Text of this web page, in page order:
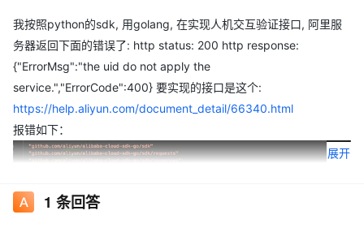
我按照python的sdk, 用golang, 在实现人机交互验证接口, 阿里服
务器返回下面的错误了: http status: 200 http response:
{"ErrorMsg":"the uid do not apply the
service.","ErrorCode":400} 要实现的接口是这个:
https://help.aliyun.com/document_detail/66340.html
报错如下：
展开
1 条回答